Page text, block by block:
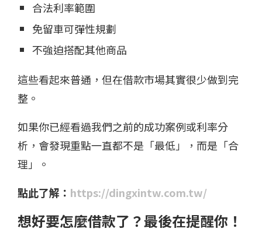
合法利率範圍
免留車可彈性規劃
不強迫搭配其他商品
這些看起來普通，但在借款市場其實很少做到完
整。
如果你已經看過我們之前的成功案例或利率分
析，會發現重點一直都不是「最低」，而是「合
理」。
點此了解： https://dingxintw.com.tw/
想好要怎麼借款了？最後在提醒你！